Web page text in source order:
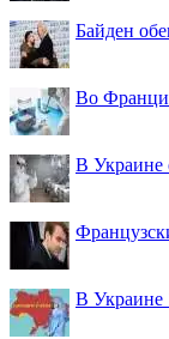
Байден
Во
В Украине
В Украине